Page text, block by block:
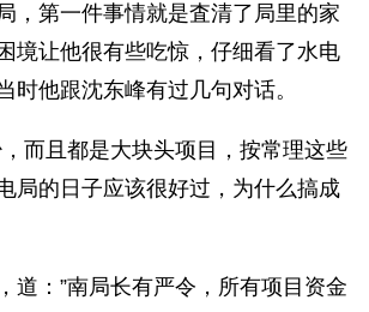
，第一件事情就是査清了局里的家
境让他很有些吃惊，仔细看了水电
时他跟沈东峰有过几句对话。
而且都是大块头项目，按常理这些
局的日子应该很好过，为什么搞成
道：”南局长有严令，所有项目资金